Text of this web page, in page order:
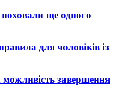
ще одного
для чоловіків із
завершення